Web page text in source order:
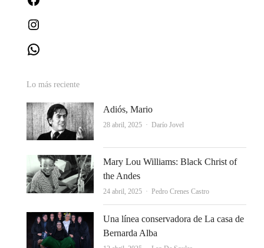
Lo más reciente
Adiós, Mario
28 abril, 2025 Autor
Darío Jovel
Mary Lou Williams: Black Christ of
the Andes
24 abril, 2025 Autor
Pedro Crenes Castro
Una línea conservadora de La casa de
Bernarda Alba